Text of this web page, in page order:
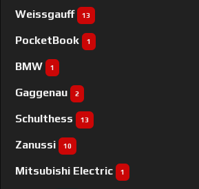
Weissgauff 13
PocketBook 1
BMW 1
Gaggenau 2
Schulthess 13
Zanussi 10
Mitsubishi Electric 1